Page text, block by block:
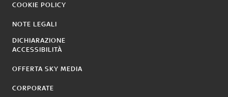
COOKIE POLICY
NOTE LEGALI
DICHIARAZIONE
ACCESSIBILITÀ
OFFERTA SKY MEDIA
CORPORATE